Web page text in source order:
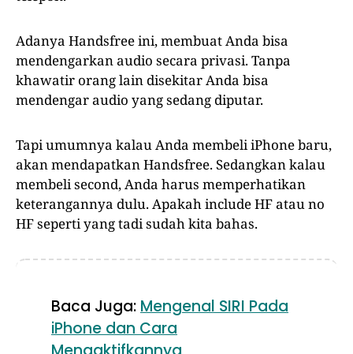
Adanya Handsfree ini, membuat Anda bisa
mendengarkan audio secara privasi. Tanpa
khawatir orang lain disekitar Anda bisa
mendengar audio yang sedang diputar.
Tapi umumnya kalau Anda membeli iPhone baru,
akan mendapatkan Handsfree. Sedangkan kalau
membeli second, Anda harus memperhatikan
keterangannya dulu. Apakah include HF atau no
HF seperti yang tadi sudah kita bahas.
Baca Juga: Mengenal SIRI Pada
iPhone dan Cara